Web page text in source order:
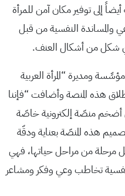
أيضاً إلى توفير مكان آمن للمرأة
والمساندة النفسية من قبل
شكل من أشكال العنف.
ومديرة “المرأة العربية
هذه المنصة وأضافت “فإننا
أضخم منصّة إلكترونية خاصّة
هذه المنصّة بعناية ودقّة
كل مرحلة من مراحل حياتها، فهي
تخاطب وعي وفكر ومشاعر